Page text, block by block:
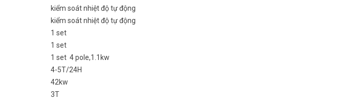
kiểm soát nhiệt độ tự động
kiểm soát nhiệt độ tự động
1 set
1 set
1 set 4 pole,1.1kw
4-5T/24H
42kw
3T